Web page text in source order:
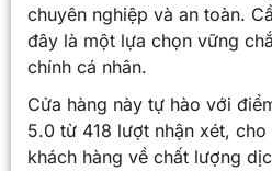
chuyên nghiệp và an toàn.
đây là một lựa chọn vững
chính cá nhân.
Cửa hàng này tự hào với
5.0 từ 418 lượt nhận xét,
khách hàng về chất lượng